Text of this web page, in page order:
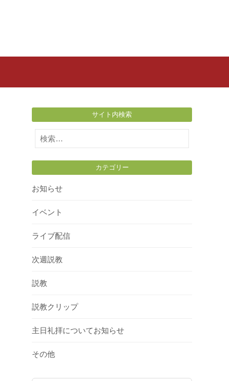
サイト内検索
検
索:
カテゴリー
お知らせ
イベント
ライブ配信
次週説教
説教
説教クリップ
主日礼拝についてお知らせ
その他